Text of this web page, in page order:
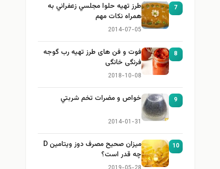
7
طرز تهيه حلوا مجلسي زعفراني به
همراه نكات مهم
2014-07-05
8
فوت و فن های طرز تهیه رب گوجه
فرنگی خانگی
2018-10-08
9 خواص و مضرات تخم شربتي
2014-01-31
10
میزان صحیح مصرف دوز ویتامین D
چه قدر است؟